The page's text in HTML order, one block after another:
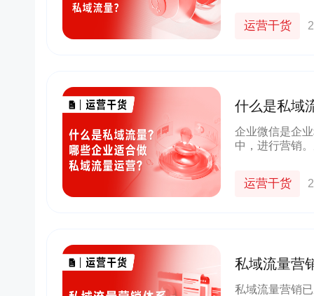
运营干货
什么是私域
企业微信是企
中，进行营销
运营干货
私域流量营
私域流量营销